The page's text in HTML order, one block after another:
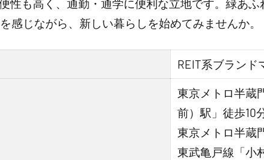
性も高く、通勤・通学に便利な立地です。緑あ
感じながら、新しい暮らしを始めてみませんか。
REIT系ブランド
東京メトロ半蔵
前）駅」徒歩10
東京メトロ半蔵
東武亀戸線「小